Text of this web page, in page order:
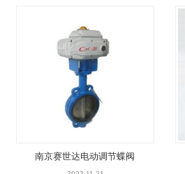
南京赛世达电动调节蝶阀